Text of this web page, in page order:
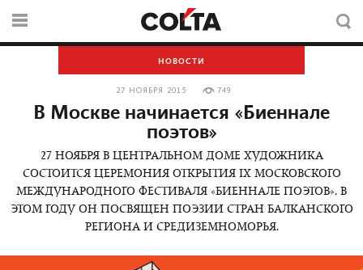
НОВОСТИ
27 НОЯБРЯ 2015 749
В Москве начинается «Биеннале
поэтов»
27 НОЯБРЯ В ЦЕНТРАЛЬНОМ ДОМЕ ХУДОЖНИКА
СОСТОИТСЯ ЦЕРЕМОНИЯ ОТКРЫТИЯ IX МОСКОВСКОГО
МЕЖДУНАРОДНОГО ФЕСТИВАЛЯ «БИЕННАЛЕ ПОЭТОВ». В
ЭТОМ ГОДУ ОН ПОСВЯЩЕН ПОЭЗИИ СТРАН БАЛКАНСКОГО
РЕГИОНА И СРЕДИЗЕМНОМОРЬЯ.